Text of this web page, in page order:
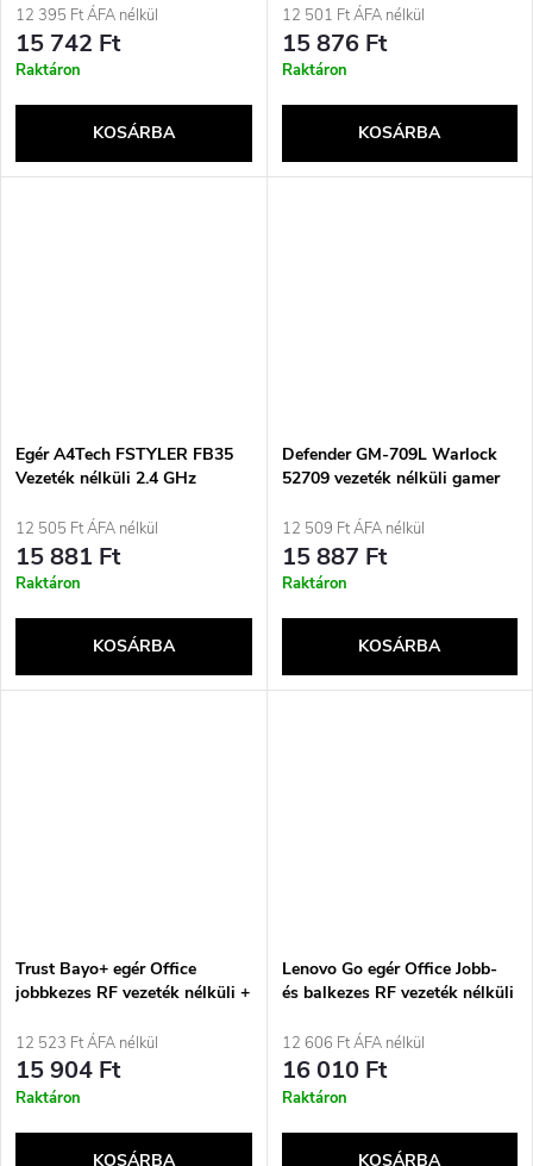
fekete
12 395 Ft ÁFA nélkül
15 742 Ft
Raktáron
KOSÁRBA
12 501 Ft ÁFA nélkül
15 876 Ft
Raktáron
KOSÁRBA
Egér A4Tech FSTYLER FB35
Vezeték nélküli 2.4 GHz
A4TMYS46716
12 505 Ft ÁFA nélkül
15 881 Ft
Raktáron
KOSÁRBA
Defender GM-709L Warlock
52709 vezeték nélküli gamer
12 509 Ft ÁFA nélkül
15 887 Ft
Raktáron
KOSÁRBA
Trust Bayo+ egér Office
jobbkezes RF vezeték nélküli +
12 523 Ft ÁFA nélkül
15 904 Ft
Raktáron
KOSÁRBA
Lenovo Go egér Office Jobb-
és balkezes RF vezeték nélküli
12 606 Ft ÁFA nélkül
16 010 Ft
Raktáron
KOSÁRBA